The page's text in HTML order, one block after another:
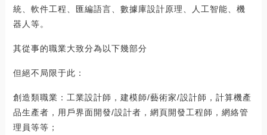
統、軟件工程、匯編語言、數據庫設計原理、人工智能、機
器人等。
其從事的職業大致分為以下幾部分
但絕不局限于此：
創造類職業：工業設計師，建模師/藝術家/設計師，計算機產
品生產者，用戶界面開發/設計者，網頁開發工程師，網絡管
理員等等；